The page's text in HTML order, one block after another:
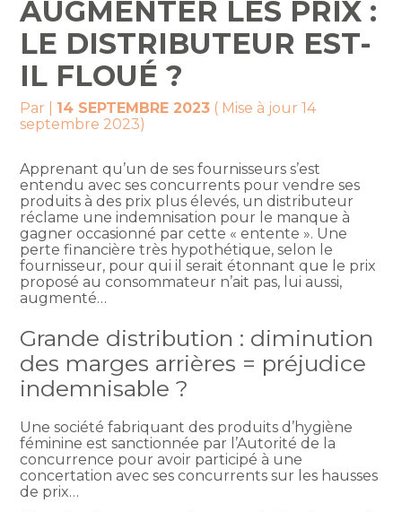
AUGMENTER LES PRIX :
LE DISTRIBUTEUR EST-
IL FLOUÉ ?
Par 14 SEPTEMBRE 2023 ( Mise à jour 14
septembre 2023)
Apprenant qu’un de ses fournisseurs s’est
entendu avec ses concurrents pour vendre ses
produits à des prix plus élevés, un distributeur
réclame une indemnisation pour le manque à
gagner occasionné par cette « entente ». Une
perte financière très hypothétique, selon le
fournisseur, pour qui il serait étonnant que le prix
proposé au consommateur n’ait pas, lui aussi,
augmenté…
Grande distribution : diminution
des marges arrières = préjudice
indemnisable ?
Une société fabriquant des produits d’hygiène
féminine est sanctionnée par l’Autorité de la
concurrence pour avoir participé à une
concertation avec ses concurrents sur les hausses
de prix…